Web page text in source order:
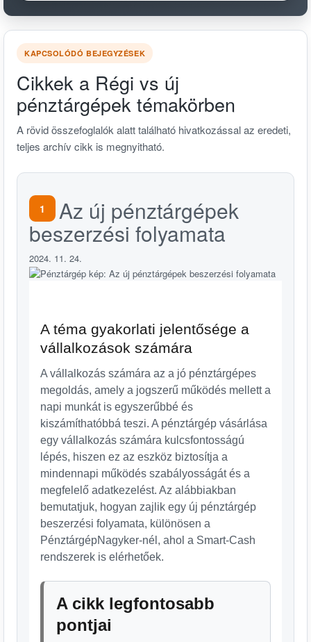
KAPCSOLÓDÓ BEJEGYZÉSEK
Cikkek a Régi vs új
pénztárgépek témakörben
A rövid összefoglalók alatt található hivatkozással az eredeti,
teljes archív cikk is megnyitható.
1 Az új pénztárgépek
beszerzési folyamata
2024. 11. 24.
A téma gyakorlati jelentősége a
vállalkozások számára
A vállalkozás számára az a jó pénztárgépes
megoldás, amely a jogszerű működés mellett a
napi munkát is egyszerűbbé és
kiszámíthatóbbá teszi. A pénztárgép vásárlása
egy vállalkozás számára kulcsfontosságú
lépés, hiszen ez az eszköz biztosítja a
mindennapi működés szabályosságát és a
megfelelő adatkezelést. Az alábbiakban
bemutatjuk, hogyan zajlik egy új pénztárgép
beszerzési folyamata, különösen a
PénztárgépNagyker-nél, ahol a Smart-Cash
rendszerek is elérhetőek.
A cikk legfontosabb
pontjai